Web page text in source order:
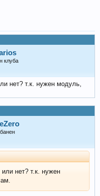
клуба
нет? т.к. нужен модуль,
нет? т.к. нужен